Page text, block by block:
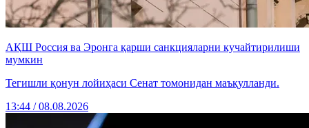
АҚШ Россия ва Эронга қарши санкцияларни кучайтирилиши
мумкин
Тегишли қонун лойиҳаси Сенат томонидан маъқулланди.
13:44 / 08.08.2026